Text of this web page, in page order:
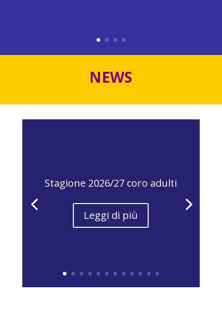
NEWS
Stagione 2026/27 coro adulti
Leggi di più